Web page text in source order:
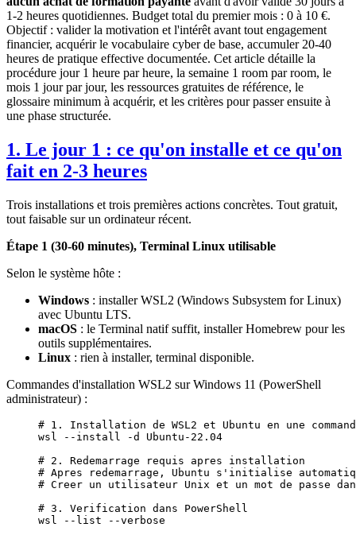
1-2 heures quotidiennes. Budget total du premier mois : 0 à 10 €.
Objectif : valider la motivation et l'intérêt avant tout engagement
financier, acquérir le vocabulaire cyber de base, accumuler 20-40
heures de pratique effective documentée. Cet article détaille la
procédure jour 1 heure par heure, la semaine 1 room par room, le
mois 1 jour par jour, les ressources gratuites de référence, le
glossaire minimum à acquérir, et les critères pour passer ensuite à
une phase structurée.
1. Le jour 1 : ce qu'on installe et ce qu'on
fait en 2-3 heures
Trois installations et trois premières actions concrètes. Tout gratuit,
tout faisable sur un ordinateur récent.
Étape 1 (30-60 minutes), Terminal Linux utilisable
Selon le système hôte :
Windows : installer WSL2 (Windows Subsystem for Linux)
avec Ubuntu LTS.
macOS : le Terminal natif suffit, installer Homebrew pour les
outils supplémentaires.
Linux : rien à installer, terminal disponible.
Commandes d'installation WSL2 sur Windows 11 (PowerShell
administrateur) :
# 1. Installation de WSL2 et Ubuntu en une
wsl
--install -d
Ubuntu-22.04
# 2. Redemarrage requis apres installation
# Apres redemarrage, Ubuntu s'initialise
# Creer un utilisateur Unix et un mot de passe
# 3. Verification dans PowerShell
wsl
--list --verbose